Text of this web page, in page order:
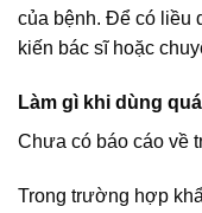
của bệnh. Để có liều
kiến bác sĩ hoặc
Làm gì khi dùng
Chưa có báo cáo về
Trong trường hợp